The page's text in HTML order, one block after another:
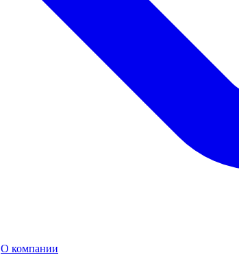
О компании